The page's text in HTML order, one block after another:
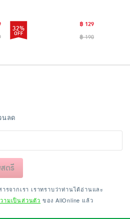
32%
฿ 129
฿ 190
นลด
ตรี
รจากเรา เราทราบว่าท่านได้อ่านและ
ามเป็นส่วนตัว ของ AllOnline แล้ว